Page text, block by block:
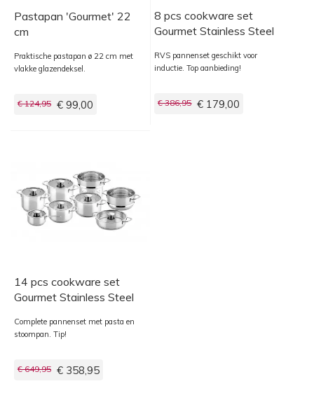
Pastapan 'Gourmet' 22
cm
Praktische pastapan ø 22 cm met
vlakke glazendeksel.
€ 124,95 € 99,00
8 pcs cookware set
Gourmet Stainless Steel
RVS pannenset geschikt voor
inductie. Top aanbieding!
€ 386,95 € 179,00
14 pcs cookware set
Gourmet Stainless Steel
Complete pannenset met pasta en
stoompan. Tip!
€ 649,95 € 358,95